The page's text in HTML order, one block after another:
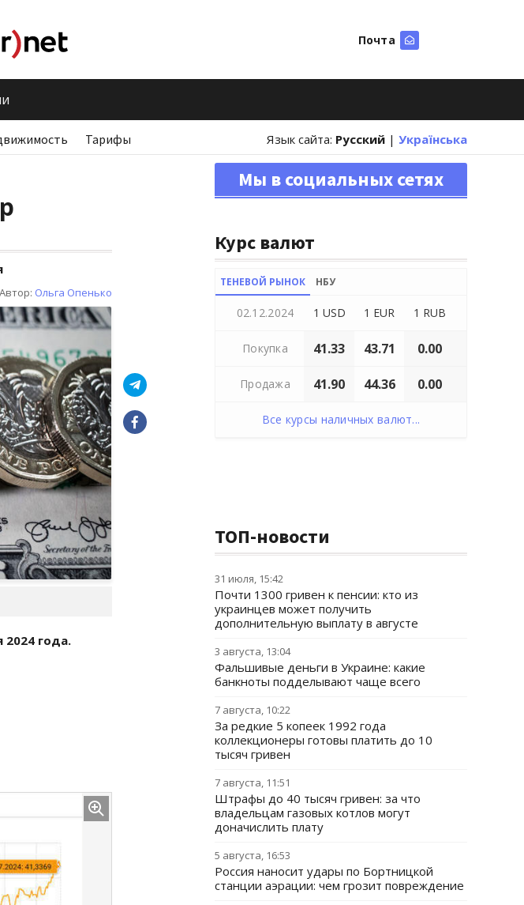
Почта
Тарифы Язык сайта: Русский | Українська
Автор: Ольга Опенько
2024 года.
Мы в социальных сетях
Курс валют
ТЕНЕВОЙ РЫНОК НБУ
02.12.2024 1 USD 1 EUR 1 RUB
Покупка 41.33 43.71 0.00
Продажа 41.90 44.36 0.00
Все курсы наличных валют...
ТОП-новости
31 июля, 15:42
Почти 1300 гривен к пенсии: кто из
украинцев может получить
дополнительную выплату в августе
3 августа, 13:04
Фальшивые деньги в Украине: какие
банкноты подделывают чаще всего
7 августа, 10:22
За редкие 5 копеек 1992 года
коллекционеры готовы платить до 10
тысяч гривен
7 августа, 11:51
Штрафы до 40 тысяч гривен: за что
владельцам газовых котлов могут
доначислить плату
5 августа, 16:53
Россия наносит удары по Бортницкой
станции аэрации: чем грозит повреждение